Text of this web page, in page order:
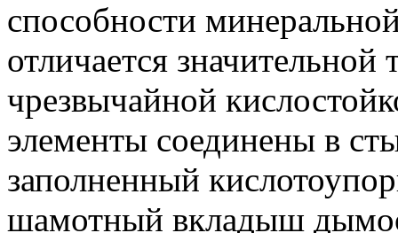
способности
отличается
чрезвычайной
элементы соединены в
заполненный
шамотный вкладыш